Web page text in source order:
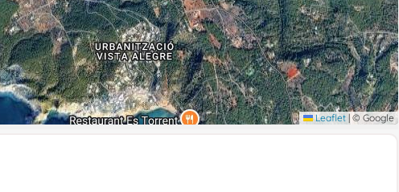
Leaflet | © Google